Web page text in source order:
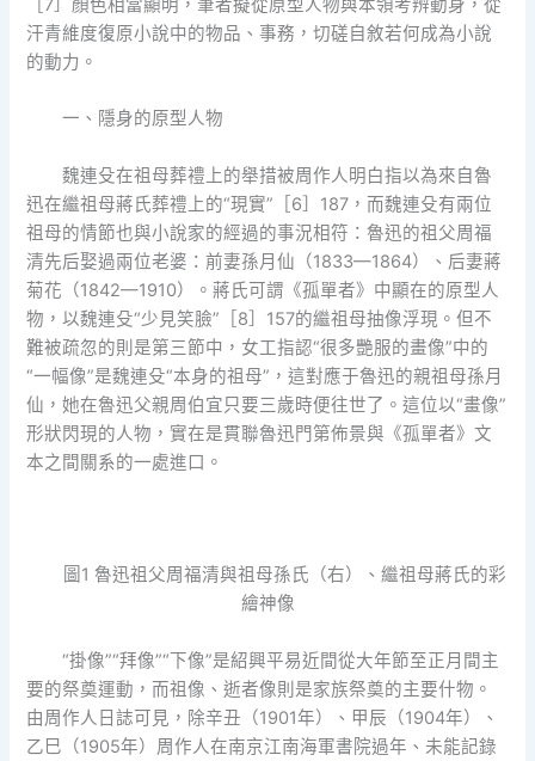
［7］顏色相當顯明，筆者擬從原型人物與本領考辨動身，從
汗青維度復原小說中的物品、事務，切磋自敘若何成為小說
的動力。
一、隱身的原型人物
魏連殳在祖母葬禮上的舉措被周作人明白指以為來自魯
迅在繼祖母蔣氏葬禮上的“現實”［6］187，而魏連殳有兩位
祖母的情節也與小說家的經過的事況相符：魯迅的祖父周福
清先后娶過兩位老婆：前妻孫月仙（1833—1864）、后妻蔣
菊花（1842—1910）。蔣氏可謂《孤單者》中顯在的原型人
物，以魏連殳“少見笑臉”［8］157的繼祖母抽像浮現。但不
難被疏忽的則是第三節中，女工指認“很多艷服的畫像”中的
“一幅像”是魏連殳“本身的祖母”，這對應于魯迅的親祖母孫月
仙，她在魯迅父親周伯宜只要三歲時便往世了。這位以“畫像”
形狀閃現的人物，實在是貫聯魯迅門第佈景與《孤單者》文
本之間關系的一處進口。
圖1 魯迅祖父周福清與祖母孫氏（右）、繼祖母蔣氏的彩
繪神像
“掛像”“拜像”“下像”是紹興平易近間從大年節至正月間主
要的祭奠運動，而祖像、逝者像則是家族祭奠的主要什物。
由周作人日誌可見，除辛丑（1901年）、甲辰（1904年）、
乙巳（1905年）周作人在南京江南海軍書院過年、未能記錄